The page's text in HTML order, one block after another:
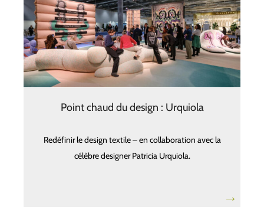
Point chaud du design : Urquiola
Redéfinir le design textile – en collaboration avec la
célèbre designer Patricia Urquiola.
→